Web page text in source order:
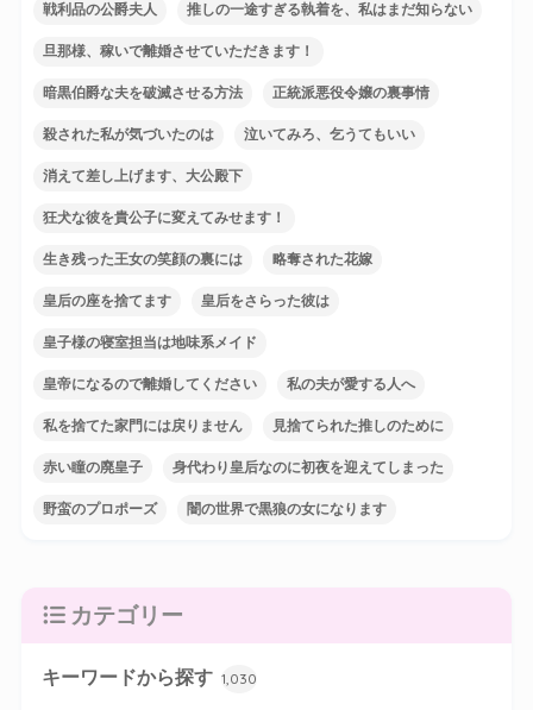
戦利品の公爵夫人 推しの一途すぎる執着を、私はまだ知らない
旦那様、稼いで離婚させていただきます！
暗黒伯爵な夫を破滅させる方法 正統派悪役令嬢の裏事情
殺された私が気づいたのは 泣いてみろ、乞うてもいい
消えて差し上げます、大公殿下
狂犬な彼を貴公子に変えてみせます！
生き残った王女の笑顔の裏には 略奪された花嫁
皇后の座を捨てます 皇后をさらった彼は
皇子様の寝室担当は地味系メイド
皇帝になるので離婚してください 私の夫が愛する人へ
私を捨てた家門には戻りません 見捨てられた推しのために
赤い瞳の廃皇子 身代わり皇后なのに初夜を迎えてしまった
野蛮のプロポーズ 闇の世界で黒狼の女になります
カテゴリー
キーワードから探す 1,030